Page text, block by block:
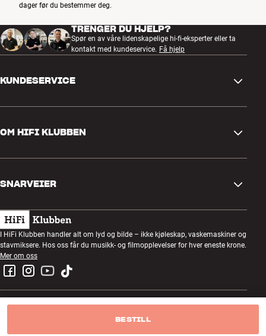
BESTILL
dager før du bestemmer deg.
TRENGER DU HJELP?
Spør en av våre lidenskapelige hi-fi-eksperter eller ta
kontakt med kundeservice. Få hjelp
KUNDESERVICE
Retur og reklamasjon
Angre på bestilling
Handelsbetingelser
Personvernpolicy
OM HIFI KLUBBEN
Kundeklubb
Lyttekveld
Konkurranser
Jobb i HiFi Klubben
SNARVEIER
Gavekort
Bygg med lyd
Montering og installasjon
Retur av el-avfall
I HiFi Klubben handler alt om lyd og bilde – ikke kjøleskap, vaskemaskiner og
stavmiksere. Hos oss får du musikk- og filmopplevelser for hver eneste krone.
Mer om oss